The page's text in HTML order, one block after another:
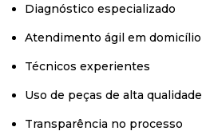
Diagnóstico especializado
Atendimento ágil em domicílio
Técnicos experientes
Uso de peças de alta qualidade
Transparência no processo